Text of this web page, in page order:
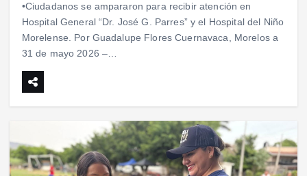
•Ciudadanos se ampararon para recibir atención en
Hospital General “Dr. José G. Parres” y el Hospital del Niño
Morelense. Por Guadalupe Flores Cuernavaca, Morelos a
31 de mayo 2026 –…